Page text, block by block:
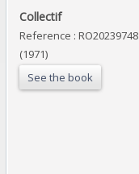
‎Collectif‎
Reference : RO20239748
(1971)
See the book